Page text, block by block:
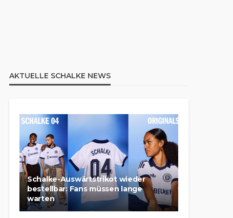
AKTUELLE SCHALKE NEWS
Schalke-Auswärtstrikot wieder
bestellbar: Fans müssen lange
warten